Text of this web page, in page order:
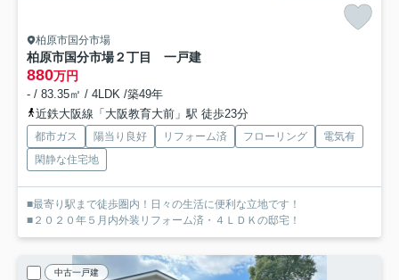
柏原市国分市場
柏原市国分市場２丁目 一戸建
880万円
- / 83.35㎡ / 4LDK /築49年
近鉄大阪線「大阪教育大前」駅 徒歩23分
都市ガス 陽当り良好 リフォーム済 フローリング
電気有
閑静な住宅地
■最寄り駅まで徒歩圏内！日々の生活に便利な立地です！
■２０２０年５月内外装リフォーム済・４ＬＤＫの邸宅！
中古一戸建